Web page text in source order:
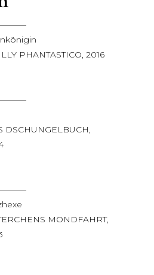
PHANTASTICO, 2016
DSCHUNGELBUCH,
MONDFAHRT,